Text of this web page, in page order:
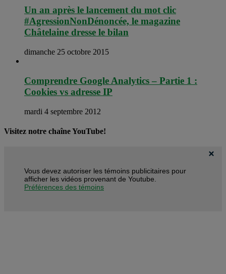
Un an après le lancement du mot clic
#AgressionNonDénoncée, le magazine
Châtelaine dresse le bilan
dimanche 25 octobre 2015
Comprendre Google Analytics – Partie 1 :
Cookies vs adresse IP
mardi 4 septembre 2012
Visitez notre chaîne YouTube!
Vous devez autoriser les témoins publicitaires pour
afficher les vidéos provenant de Youtube.
Préférences des témoins